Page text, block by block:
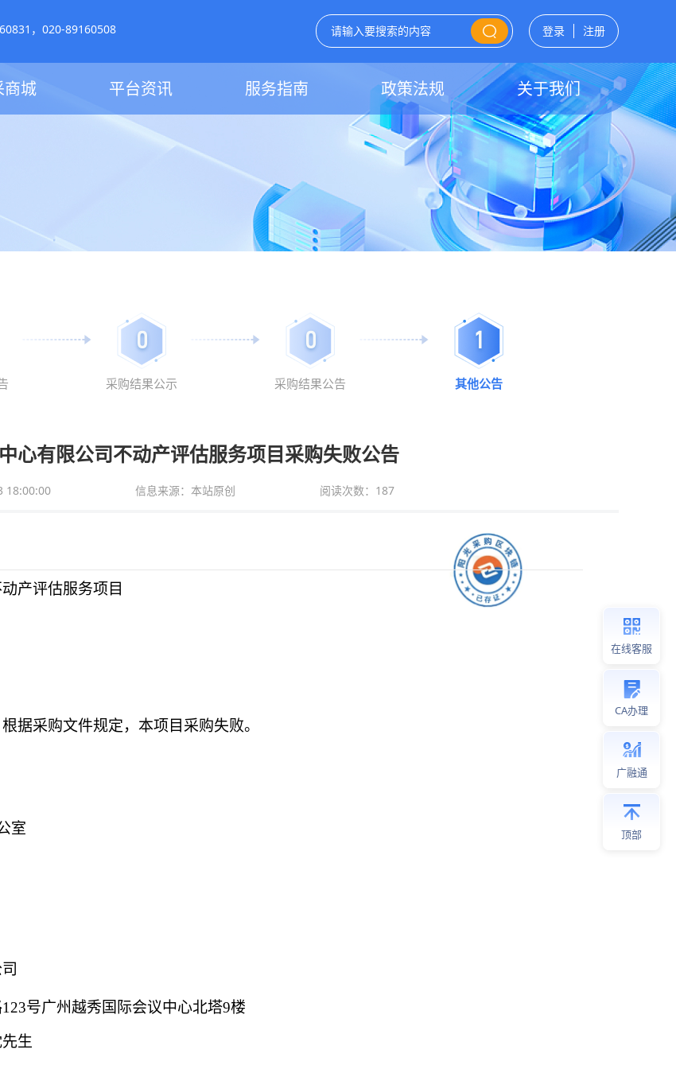
，020-89160508 登录 注册
商城 平台资讯 服务指南 政策法规 关于我们
在线客服
CA办理
广融通
顶部
0
采购结果公示
0
采购结果公告
1
其他公告
心有限公司不动产评估服务项目采购失败公告
18:00:00 信息来源：本站原创 阅读次数： 187
产评估服务项目
据采购文件规定，本项目采购失败。
室
123号广州越秀国际会议中心北塔9楼
生